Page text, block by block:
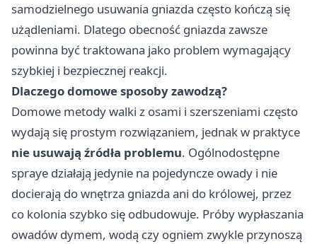
samodzielnego usuwania gniazda często kończą się
użądleniami. Dlatego obecność gniazda zawsze
powinna być traktowana jako problem wymagający
szybkiej i bezpiecznej reakcji.
Dlaczego domowe sposoby zawodzą?
Domowe metody walki z osami i szerszeniami często
wydają się prostym rozwiązaniem, jednak w praktyce
nie usuwają źródła problemu. Ogólnodostępne
spraye działają jedynie na pojedyncze owady i nie
docierają do wnętrza gniazda ani do królowej, przez
co kolonia szybko się odbudowuje. Próby wypłaszania
owadów dymem, wodą czy ogniem zwykle przynoszą